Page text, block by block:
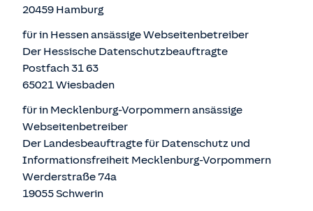
20459 Hamburg
für in Hessen ansässige Webseitenbetreiber
Der Hessische Datenschutzbeauftragte
Postfach 31 63
65021 Wiesbaden
für in Mecklenburg-Vorpommern ansässige
Webseitenbetreiber
Der Landesbeauftragte für Datenschutz und
Informationsfreiheit Mecklenburg-Vorpommern
Werderstraße 74a
19055 Schwerin